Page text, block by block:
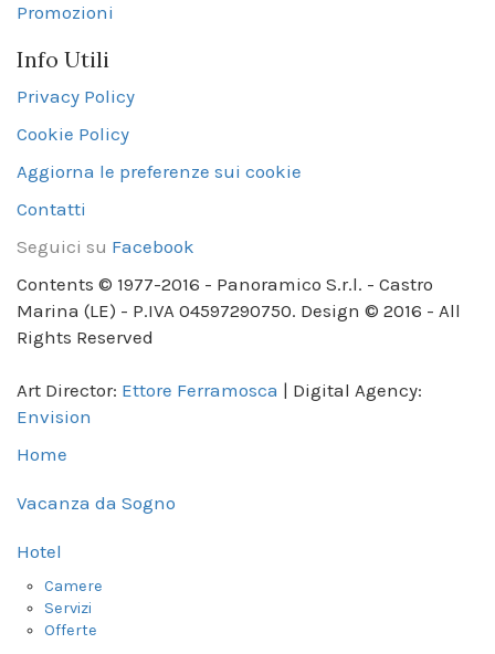
Promozioni
Info Utili
Privacy Policy
Cookie Policy
Aggiorna le preferenze sui cookie
Contatti
Seguici su Facebook
Contents © 1977-2016 - Panoramico S.r.l. - Castro
Marina (LE) - P.IVA 04597290750. Design © 2016 - All
Rights Reserved
Art Director: Ettore Ferramosca | Digital Agency:
Envision
Home
Vacanza da Sogno
Hotel
Camere
Servizi
Offerte